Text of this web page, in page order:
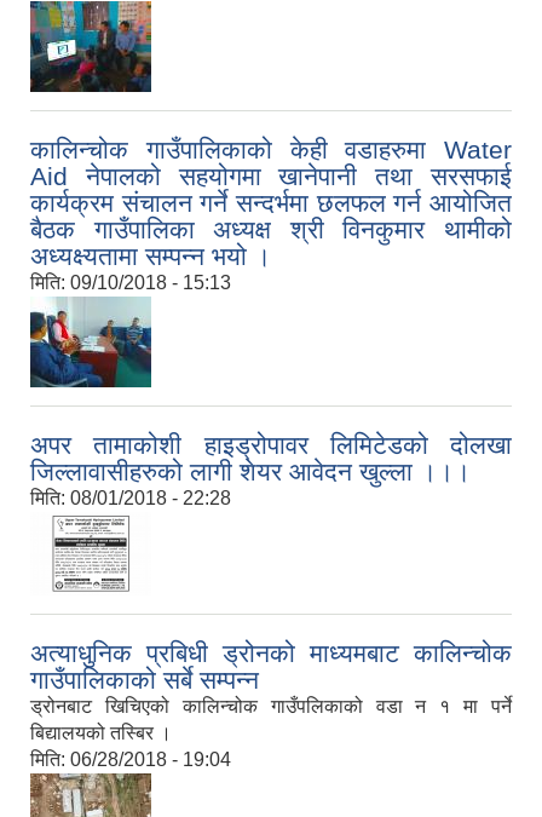
कालिन्चोक गाउँपालिकाको केही वडाहरुमा Water
Aid नेपालको सहयोगमा खानेपानी तथा सरसफाई
कार्यक्रम संचालन गर्ने सन्दर्भमा छलफल गर्न आयोजित
बैठक गाउँपालिका अध्यक्ष श्री विनकुमार थामीको
अध्यक्ष्यतामा सम्पन्न भयो ।
मिति: 09/10/2018 - 15:13
अपर तामाकोशी हाइड्रोपावर लिमिटेडको दोलखा
जिल्लावासीहरुको लागी शेयर आवेदन खुल्ला ।।।
मिति: 08/01/2018 - 22:28
अत्याधुनिक प्रबिधी ड्रोनको माध्यमबाट कालिन्चोक
गाउँपालिकाको सर्बे सम्पन्न
ड्रोनबाट खिचिएको कालिन्चोक गाउँपलिकाको वडा न १ मा पर्ने
बिद्यालयको तस्बिर ।
मिति: 06/28/2018 - 19:04